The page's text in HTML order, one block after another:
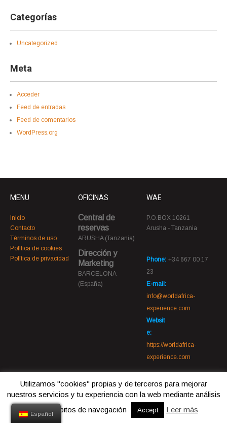
Categorías
Uncategorized
Meta
Acceder
Feed de entradas
Feed de comentarios
WordPress.org
MENU
Inicio
Contacto
Términos de uso
Política de cookies
Política de privacidad
OFICINAS
Central de
reservas
ARUSHA (Tanzania)
Dirección y
Marketing
BARCELONA
(España)
WAE
P.O.BOX 10261
Arusha - Tanzania
Phone: +34 667 00 17
23
E-mail:
info@worldafrica-
experience.com
Websit
e:
https://worldafrica-
experience.com
© 2022 World Africa Experiencie. Todos los derechos reservados
Web by Daniel Cabiscol
Utilizamos "cookies" propias y de terceros para mejorar
nuestros servicios y tu experiencia con la web mediante análisis
de tus hábitos de navegación
Accept Leer más
Español